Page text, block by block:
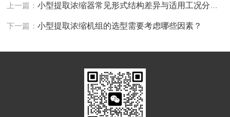
上一篇：小型提取浓缩器常见形式结构差异与适用工况分别是什么？
下一篇：小型提取浓缩机组的选型需要考虑哪些因素？